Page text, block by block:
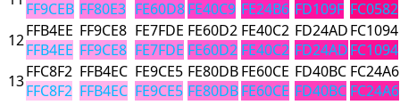
FF9CEB FF80E3 FE60D8FE40C9 FE24B6 FD109F FC0582
12FFB4EE
FFB4EE
FF9CE8
FF9CE8
FE7FDE
FE7FDE
FE60D2
FE60D2
FE40C2
FE40C2
FD24AD
FD24AD
FC1094
FC1094
13FFC8F2
FFC8F2
FFB4EC
FFB4EC
FE9CE5
FE9CE5
FE80DB
FE80DB
FE60CE
FE60CE
FD40BC
FD40BC
FC24A6
FC24A6